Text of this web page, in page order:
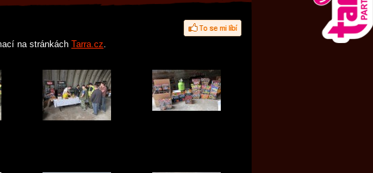
na stránkách Tarra.cz